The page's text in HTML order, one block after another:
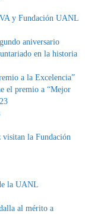
y Fundación UANL
aniversario
en la historia
a la Excelencia”
el premio a “Mejor
visitan la Fundación
la UANL
al mérito a